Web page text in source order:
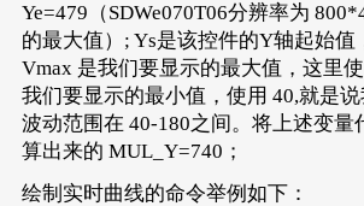
Ye=479（SDWe070T06分辨率为
的最大值）; Ys是该控件的Y轴起始值
Vmax 是我们要显示的最大值，这里
我们要显示的最小值，使用 40,就是
波动范围在 40-180之间。将上述变量
算出来的 MUL_Y=740；
绘制实时曲线的命令举例如下：